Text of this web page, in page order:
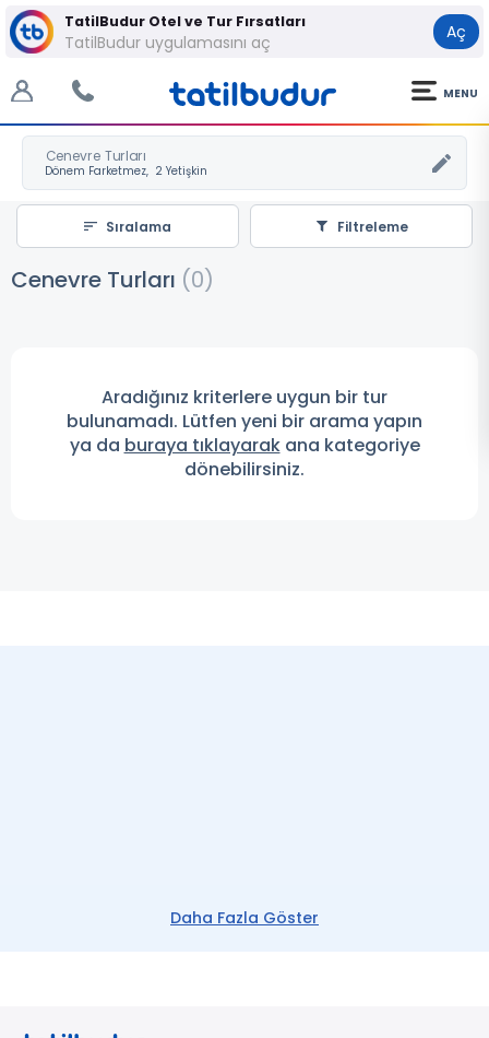
TatilBudur Otel ve Tur Fırsatları
TatilBudur uygulamasını aç Aç
MENU
Cenevre Turları
Sıralama Filtreleme
Cenevre Turları (0)
Aradığınız kriterlere uygun bir tur
bulunamadı. Lütfen yeni bir arama yapın
ya da buraya tıklayarakana kategoriye
dönebilirsiniz.
Daha Fazla Göster